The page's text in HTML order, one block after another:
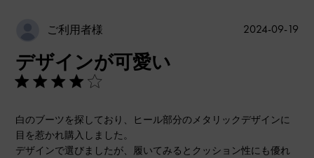
ご利用者様
デザインが可愛い
白のブーツを探しており、ヒール部分のメタリックデザインに
目を惹かれ購入しました。
デザインで選びましたが、履いてみるとクッション性にも優れ
公
2024-09-19